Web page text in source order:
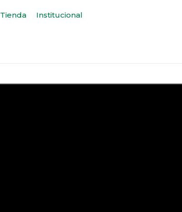
Tienda Institucional